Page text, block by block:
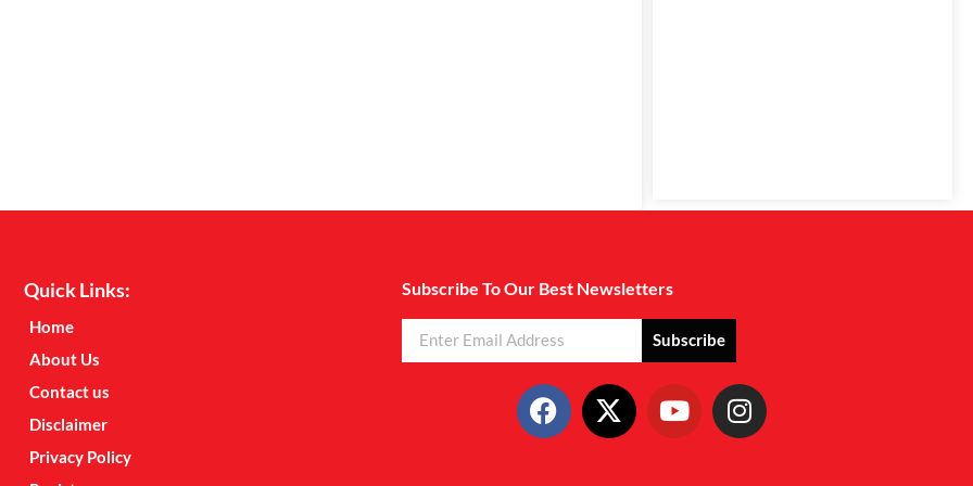
Quick Links:
Home
About Us
Contact us
Disclaimer
Privacy Policy
Subscribe To Our Best Newsletters
Subscribe